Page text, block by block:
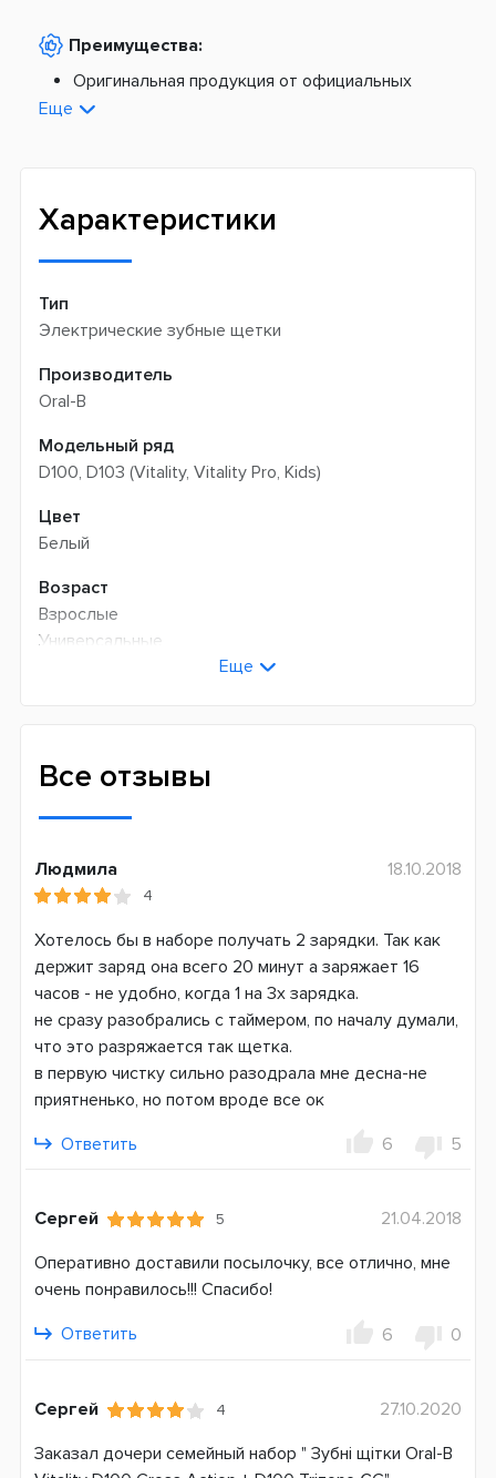
По тарифам Укрпочты
Платная доставка из Европы:
Новая почта -
Преимущества:
Оригинальная продукция от официальных
поставщиков
Еще
Характеристики
Тип
Электрические зубные щетки
Производитель
Oral-B
Модельный ряд
D100, D103 (Vitality, Vitality Pro, Kids)
Цвет
Белый
Возраст
Взрослые
Универсальные
7600
Режимов чистки
Сменная насадка
Дополнительные функции
Таймер чистки
Вес, кг
0,36
Система питания
Аккумулятор
Венгрия
Гарантия
24 месяца
Еще
Все отзывы
Людмила
4
18.10.2018
Хотелось бы в наборе получать 2 зарядки. Так как
держит заряд она всего 20 минут а заряжает 16
часов - не удобно, когда 1 на 3х зарядка.
не сразу разобрались с таймером, по началу думали,
что это разряжается так щетка.
в первую чистку сильно разодрала мне десна-не
приятненько, но потом вроде все ок
Ответить
6 5
Сергей 5
21.04.2018
Оперативно доставили посылочку, все отлично, мне
очень понравилось!!! Спасибо!
Ответить
6 0
Сергей 4
27.10.2020
Заказал дочери семейный набор " Зубні щітки Oral-B